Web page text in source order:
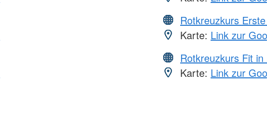
Rotkreuzkurs
Karte: Link zur
Rotkreuzkurs Fit in
Karte: Link zur